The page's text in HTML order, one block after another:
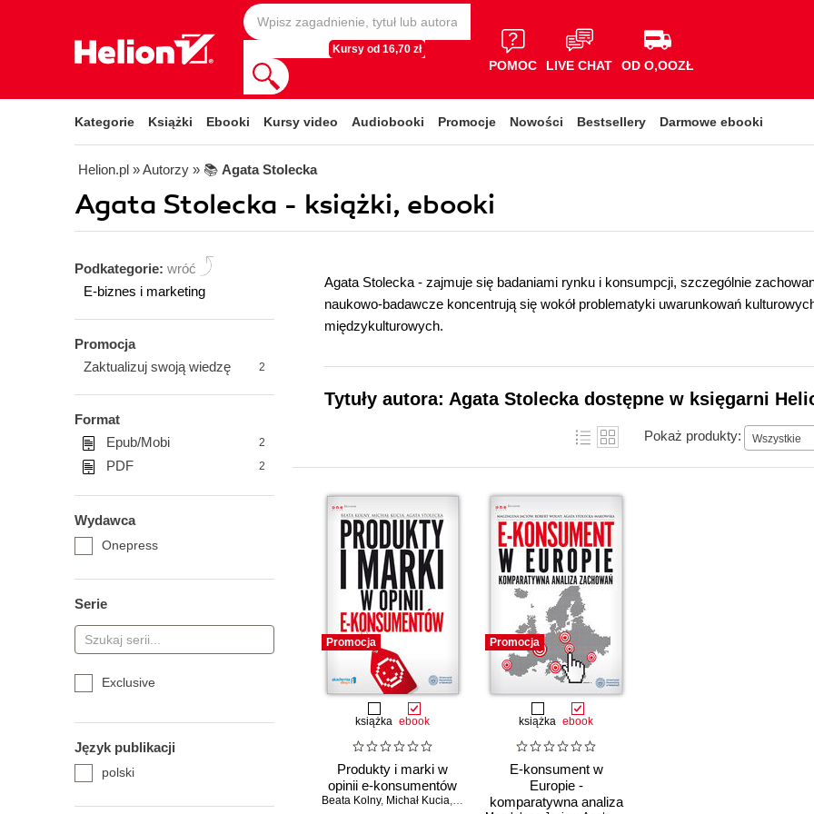
Kursy od 16,70 zł
POMOC LIVE CHAT OD O,OOZŁ
Kategorie Książki Ebooki Kursy video Audiobooki Promocje Nowości Bestsellery Darmowe ebooki
Helion.pl » Autorzy » 📚 Agata Stolecka
Agata Stolecka - książki, ebooki
Podkategorie: wróć
E-biznes i marketing
Promocja
Zaktualizuj swoją wiedzę
2
Format
Epub/Mobi
2
PDF 2
Wydawca
Onepress
Serie
Exclusive
Język publikacji
polski
Agata Stolecka - zajmuje się badaniami rynku i konsumpcji, szczególnie
naukowo-badawcze koncentrują się wokół problematyki uwarunkowań
międzykulturowych.
Tytuły autora: Agata Stolecka dostępne w księgarni
Pokaż produkty: Wszystkie
Promocja
książka ebook
Produkty i marki w
opinii e-konsumentów
Beata Kolny, Michał Kucia,Agata Stolecka
Promocja
książka ebook
E-konsument w
Europie -
komparatywna analiza